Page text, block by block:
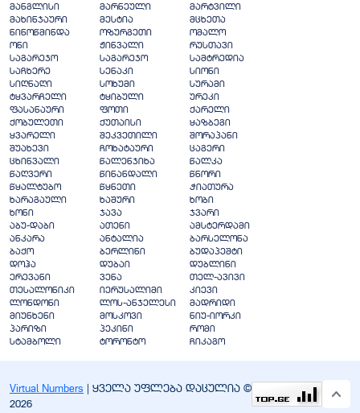
მანგლისი
მარნეული
მარტვილი
მახინჯაური
მესტია
მცხეთა
ნინოწმინდა
ოზურგეთი
ომალო
ონი
ჟინვალი
რუსთავი
საგარეჯო
საგარეჯო
სამტრედია
საჩხერე
სენაკი
სიონი
სიღნაღი
სოხუმი
სურამი
ტყვარჩელი
ტყიბული
ურეკი
ფასანაური
ფოთი
ქარელი
ქობულეთი
ქუთაისი
ყაზბეგი
ყვარელი
შეკვეთილი
შორაპანი
შუახევი
ჩოხატაური
ცაგერი
ცხინვალი
წალენჯიხა
წალკა
წაღვერი
წინანდალი
წნორი
წყალტუბო
წყნეთი
ჭიათურა
ხარაგაული
ხაშური
ხობი
ხონი
ჯავა
ჯვარი
აბუ-დაბი
ათენი
ამსტერდამი
ანკარა
ანტალია
ბარსელონა
ბაქო
ბერლინი
ბუდაპეშტი
დოჰა
დუბაი
დუბლინი
ერევანი
ვენა
თელ-ავივი
თესალონიკი
იერუსალიმი
კიევი
ლონდონი
ლოს-ანჯელესი
მადრიდი
მიუნხენი
მოსკოვი
ნიუ-იორკი
პარიზი
პეკინი
რომი
სტამბოლი
ტორონტო ჩიკაგო
Virtual Numbers | ყველა უფლება დაცულია ©
2026